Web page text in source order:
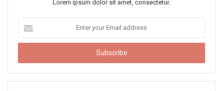
Lorem ipsum dolor sit amet, consectetur.
t
r
y